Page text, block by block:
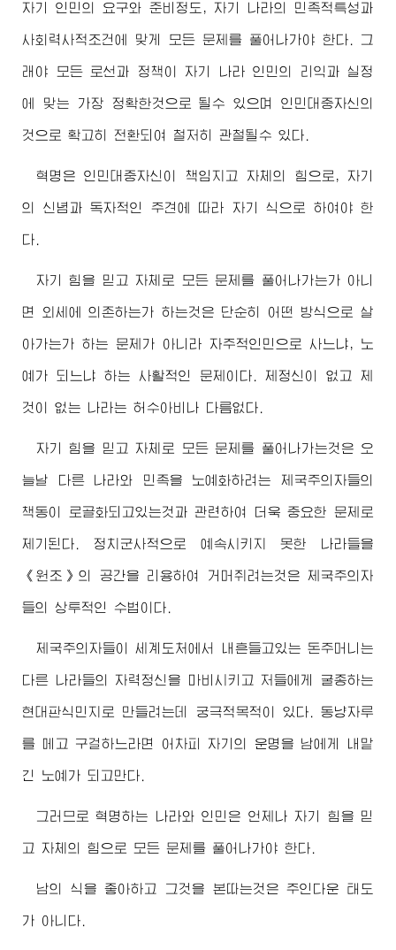
자기 인민의 요구와 준비정도, 자기 나라의 민족적특성과
사회력사적조건에 맞게 모든 문제를 풀어나가야 한다. 그
래야 모든 로선과 정책이 자기 나라 인민의 리익과 실정
에 맞는 가장 정확한것으로 될수 있으며 인민대중자신의
것으로 확고히 전환되여 철저히 관철될수 있다.
혁명은 인민대중자신이 책임지고 자체의 힘으로, 자기
의 신념과 독자적인 주견에 따라 자기 식으로 하여야 한
다.
자기 힘을 믿고 자체로 모든 문제를 풀어나가는가 아니
면 외세에 의존하는가 하는것은 단순히 어떤 방식으로 살
아가는가 하는 문제가 아니라 자주적인민으로 사느냐, 노
예가 되느냐 하는 사활적인 문제이다. 제정신이 없고 제
것이 없는 나라는 허수아비나 다름없다.
자기 힘을 믿고 자체로 모든 문제를 풀어나가는것은 오
늘날 다른 나라와 민족을 노예화하려는 제국주의자들의
책동이 로골화되고있는것과 관련하여 더욱 중요한 문제로
제기된다. 정치군사적으로 예속시키지 못한 나라들을
《원조》의 공간을 리용하여 거머쥐려는것은 제국주의자
들의 상투적인 수법이다.
제국주의자들이 세계도처에서 내흔들고있는 돈주머니는
다른 나라들의 자력정신을 마비시키고 저들에게 굴종하는
현대판식민지로 만들려는데 궁극적목적이 있다. 동냥자루
를 메고 구걸하느라면 어차피 자기의 운명을 남에게 내맡
긴 노예가 되고만다.
그러므로 혁명하는 나라와 인민은 언제나 자기 힘을 믿
고 자체의 힘으로 모든 문제를 풀어나가야 한다.
남의 식을 좋아하고 그것을 본따는것은 주인다운 태도
가 아니다.